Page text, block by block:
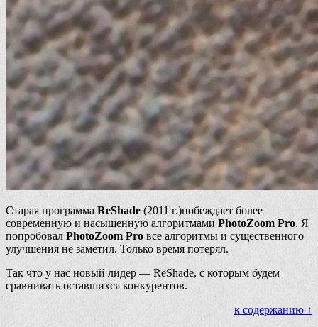
Старая программаReShade (2011 г.)побеждает более
современную и насыщенную алгоритмами PhotoZoom Pro. Я
попробовал PhotoZoom Pro все алгоритмы и существенного
улучшения не заметил. Только время потерял.
Так что у нас новый лидер — ReShade, с которым будем
сравнивать оставшихся конкурентов.
к содержанию ↑